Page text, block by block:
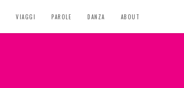
VIAGGI PAROLE DANZA ABOUT